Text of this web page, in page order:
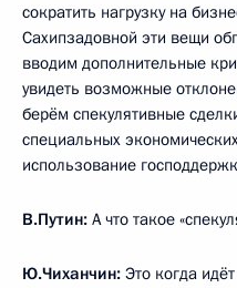
сократить нагрузку на
Сахипзадовной эти вещи
вводим дополнительные
увидеть возможные
берём спекулятивные
специальных
использование
В.Путин: А что такое
Ю.Чиханчин: Это когда